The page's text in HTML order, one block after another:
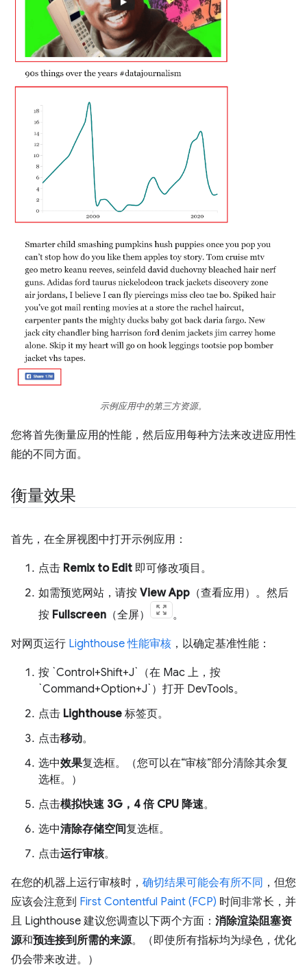
示例应用中的第三方资源。
您将首先衡量应用的性能，然后应用每种方法来改进应用性
能的不同方面。
衡量效果
首先，在全屏视图中打开示例应用：
点击 Remix to Edit 即可修改项目。
如需预览网站，请按 View App （查看应用）。然后
按 Fullscreen （全屏） 。
对网页运行 Lighthouse 性能审核 ，以确定基准性能：
按 `Control+Shift+J`（在 Mac 上，按
`Command+Option+J`）打开 DevTools。
点击 Lighthouse 标签页。
点击移动。
选中效果复选框。（您可以在“审核”部分清除其余复
选框。）
点击模拟快速 3G，4 倍 CPU 降速。
选中清除存储空间复选框。
点击运行审核。
在您的机器上运行审核时， 确切结果可能会有所不同 ，但您
应该会注意到 First Contentful Paint (FCP) 时间非常长，并
且 Lighthouse 建议您调查以下两个方面： 消除渲染阻塞资
源和预连接到所需的来源。（即使所有指标均为绿色，优化
仍会带来改进。）